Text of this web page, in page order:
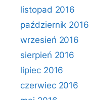
listopad 2016
październik 2016
wrzesień 2016
sierpień 2016
lipiec 2016
czerwiec 2016